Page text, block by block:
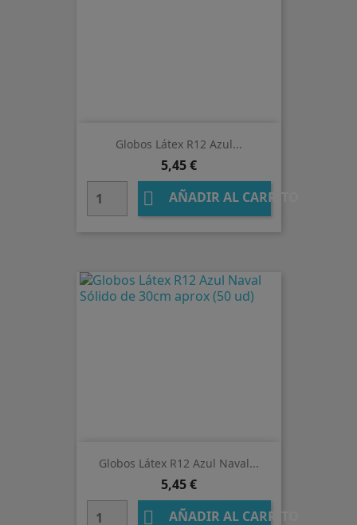
Globos Látex R12 Azul...
Precio
5,45 €
 AÑADIR AL CARRITO
Globos Látex R12 Azul Naval...
Precio
5,45 €
 AÑADIR AL CARRITO